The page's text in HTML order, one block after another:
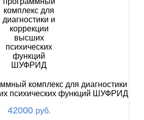
комплекс для диагностики
психических функций ШУФРИД
42000 руб.